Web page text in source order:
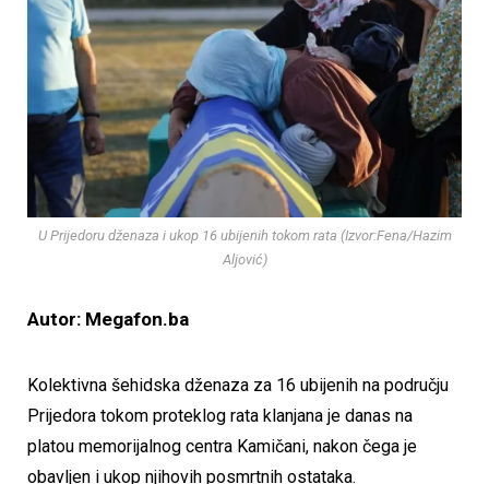
U Prijedoru dženaza i ukop 16 ubijenih tokom rata (Izvor:Fena/Hazim
Aljović)
Autor: Megafon.ba
Kolektivna šehidska dženaza za 16 ubijenih na području
Prijedora tokom proteklog rata klanjana je danas na
platou memorijalnog centra Kamičani, nakon čega je
obavljen i ukop njihovih posmrtnih ostataka.